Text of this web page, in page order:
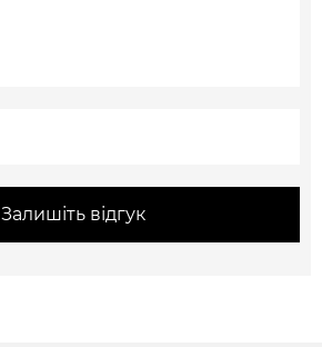
Залишіть відгук